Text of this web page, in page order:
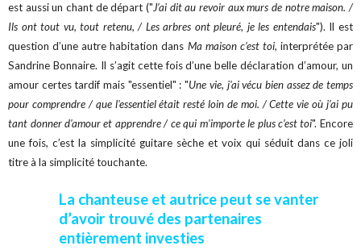
est aussi un chant de départ ("J’ai dit au revoir aux murs de notre maison. /
Ils ont tout vu, tout retenu, / Les arbres ont pleuré, je les entendais"). Il est
question d’une autre habitation dans Ma maison c’est toi, interprétée par
Sandrine Bonnaire. Il s’agit cette fois d’une belle déclaration d’amour, un
amour certes tardif mais "essentiel" : "Une vie, j'ai vécu bien assez de temps
pour comprendre / que l'essentiel était resté loin de moi. / Cette vie où j'ai pu
tant donner d'amour et apprendre / ce qui m'importe le plus c’est toi". Encore
une fois, c’est la simplicité guitare sèche et voix qui séduit dans ce joli
titre à la simplicité touchante.
La chanteuse et autrice peut se vanter
d’avoir trouvé des partenaires
entièrement investies